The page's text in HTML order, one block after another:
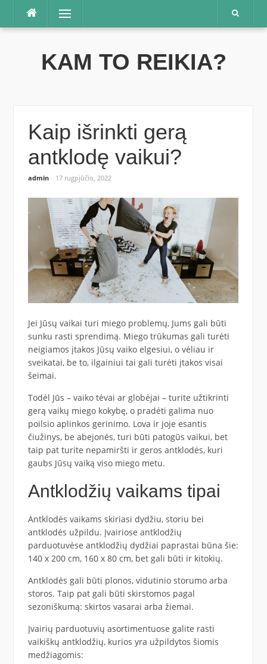
Praleisti
Meniu
KAM TO REIKIA?
Kaip išrinkti gerą
antklodę vaikui?
admin 17 rugpjūčio, 2022
Jei Jūsų vaikai turi miego problemų, Jums gali būti
sunku rasti sprendimą. Miego trūkumas gali turėti
neigiamos įtakos Jūsų vaiko elgesiui, o vėliau ir
sveikatai, be to, ilgainiui tai gali turėti įtakos visai
šeimai.
Todėl Jūs – vaiko tėvai ar globėjai – turite užtikrinti
gerą vaikų miego kokybę, o pradėti galima nuo
poilsio aplinkos gerinimo. Lova ir joje esantis
čiužinys, be abejonės, turi būti patogūs vaikui, bet
taip pat turite nepamiršti ir geros antklodės, kuri
gaubs Jūsų vaiką viso miego metu.
Antklodžių vaikams tipai
Antklodės vaikams skiriasi dydžiu, storiu bei
antklodės užpildu. Įvairiose antklodžių
parduotuvėse antklodžių dydžiai paprastai būna šie:
140 x 200 cm, 160 x 80 cm, bet gali būti ir kitokių.
Antklodės gali būti plonos, vidutinio storumo arba
storos. Taip pat gali būti skirstomos pagal
sezoniškumą: skirtos vasarai arba žiemai.
Įvairių parduotuvių asortimentuose galite rasti
vaikiškų antklodžių, kurios yra užpildytos šiomis
medžiagomis: